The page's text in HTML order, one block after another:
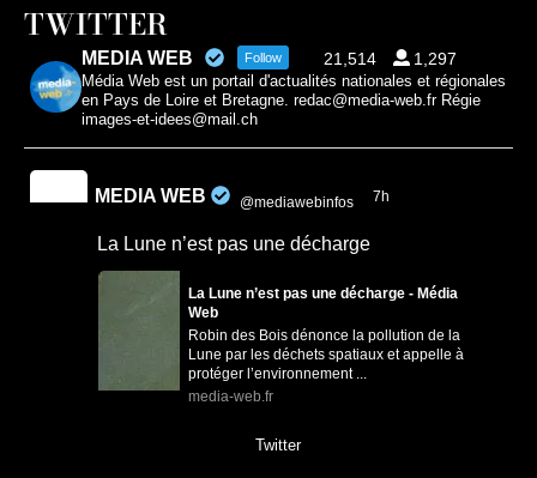
TWITTER
MEDIA WEB Follow 21,514 1,297
Média Web est un portail d'actualités nationales et régionales
en Pays de Loire et Bretagne. redac@media-web.fr Régie
images-et-idees@mail.ch
MEDIA WEB @mediawebinfos 7h
La Lune n’est pas une décharge
La Lune n’est pas une décharge - Média
Web
Robin des Bois dénonce la pollution de la
Lune par les déchets spatiaux et appelle à
protéger l’environnement ...
media-web.fr
Twitter